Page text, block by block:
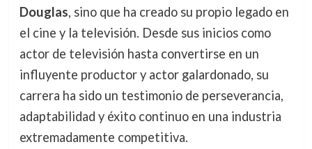
Douglas, sino que ha creado su propio legado en
el cine y la televisión. Desde sus inicios como
actor de televisión hasta convertirse en un
influyente productor y actor galardonado, su
carrera ha sido un testimonio de perseverancia,
adaptabilidad y éxito continuo en una industria
extremadamente competitiva.